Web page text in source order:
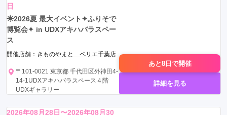
日
☀2026夏 最大イベント✦ふりそで
博覧会✦ in UDXアキハバラスペー
ス
開催店舗： きものやまと ペリエ千葉店
〒101-0021 東京都 千代田区外神田4-
14-1UDXアキハバラスペース４階
UDXギャラリー
あと8日で開催
詳細を見る
2026年08月28日〜2026年08月30